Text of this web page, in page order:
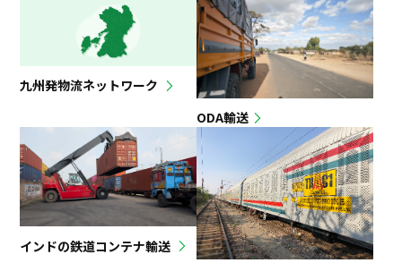
九州発物流ネットワーク
ODA輸送
インドの鉄道コンテナ輸送